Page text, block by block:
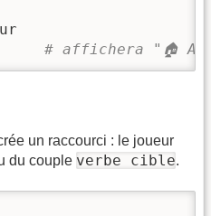
# affichera "🏠
un raccourci : le joueur
du couple verbe cible.